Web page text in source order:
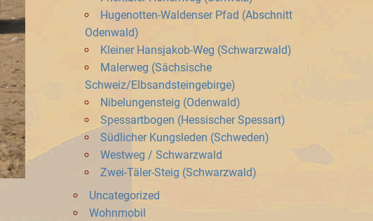
Hugenotten-Waldenser Pfad (Abschnitt
Odenwald)
Kleiner Hansjakob-Weg (Schwarzwald)
Malerweg (Sächsische
Schweiz/Elbsandsteingebirge)
Nibelungensteig (Odenwald)
Spessartbogen (Hessischer Spessart)
Südlicher Kungsleden (Schweden)
Westweg / Schwarzwald
Zwei-Täler-Steig (Schwarzwald)
Uncategorized
Wohnmobil